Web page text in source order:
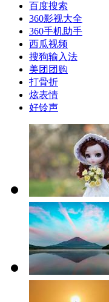
百度搜索
360影视大全
360手机助手
西瓜视频
搜狗输入法
美团团购
打骨折
炫表情
好铃声